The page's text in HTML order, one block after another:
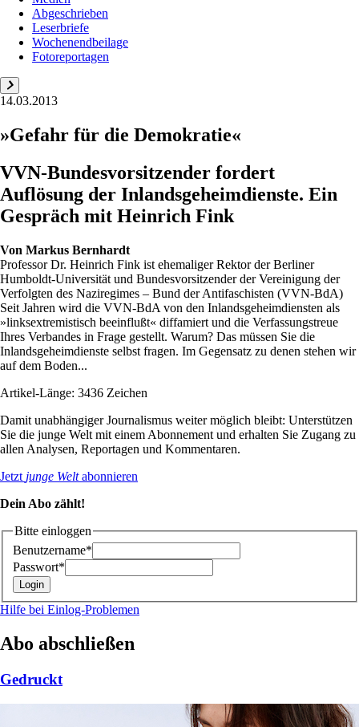
Abgeschrieben
Leserbriefe
Wochenendbeilage
Fotoreportagen
14.03.2013
»Gefahr für die Demokratie«
VVN-Bundesvorsitzender fordert
Auflösung der Inlandsgeheimdienste. Ein
Gespräch mit Heinrich Fink
Von Markus Bernhardt
Professor Dr. Heinrich Fink ist ehemaliger Rektor der Berliner
Humboldt-Universität und Bundesvorsitzender der Vereinigung der
Verfolgten des Naziregimes – Bund der Antifaschisten (VVN-BdA)
Seit Jahren wird die VVN-BdA von den Inlandsgeheimdiensten als
»linksextremistisch beeinflußt« diffamiert und die Verfassungstreue
Ihres Verbandes in Frage gestellt. Warum? Das müssen Sie die
Inlandsgeheimdienste selbst fragen. Im Gegensatz zu denen stehen wir
auf dem Boden...
Artikel-Länge: 3436 Zeichen
Damit unabhängiger Journalismus weiter möglich bleibt: Unterstützen
Sie die junge Welt mit einem Abonnement und erhalten Sie Zugang zu
allen Analysen, Reportagen und Kommentaren.
Jetzt junge Weltabonnieren
Dein Abo zählt!
Bitte einloggen
Benutzername*
Passwort*
Hilfe bei Einlog-Problemen
Abo abschließen
Gedruckt